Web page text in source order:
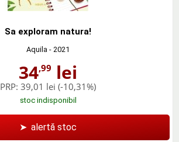
Sa exploram natura!
Aquila - 2021
34,99 lei
PRP: 39,01 lei (-10,31%)
stoc indisponibil
➤ alertă stoc